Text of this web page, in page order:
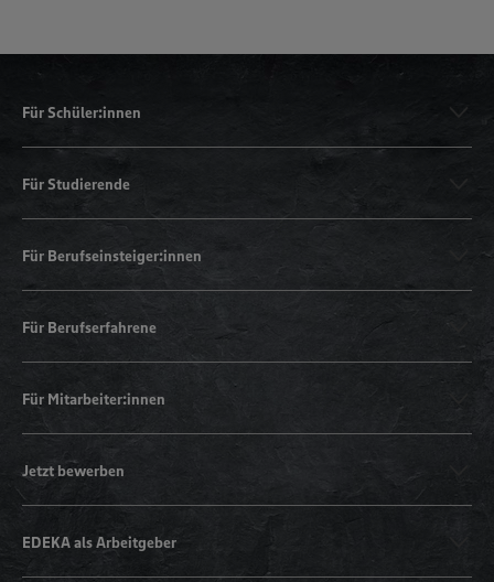
Für Schüler:innen
Für Studierende
Für Berufseinsteiger:innen
Für Berufserfahrene
Für Mitarbeiter:innen
Jetzt bewerben
EDEKA als Arbeitgeber